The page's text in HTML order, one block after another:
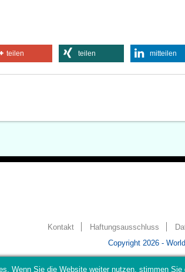
teilen teilen mitteilen
Kontakt Haftungsausschluss
Copyright 2026 -
Wenn Sie die Website weiter nutzen, stimmen Sie